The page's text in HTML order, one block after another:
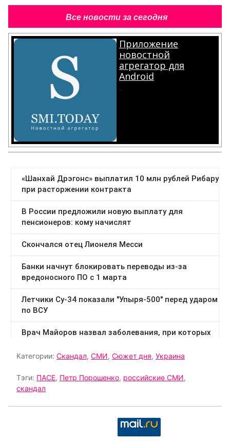
Все новости за сегодня
Приложение
новостной
агрегатор для
Android
.
Категории: Скандал, СМИ, Сюжет дня, Украина
Тэги: ПАСЕ, Петр Порошенко, российские СМИ,
скандал